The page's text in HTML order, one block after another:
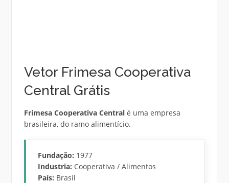
Vetor Frimesa Cooperativa
Central Grátis
Frimesa Cooperativa Centralé uma empresa
brasileira, do ramo alimentício.
Fundação: 1977
Industria: Cooperativa / Alimentos
País: Brasil